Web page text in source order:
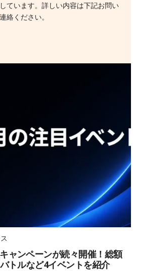
ています。詳しい内容は下記お問い
絡ください。
ャンペーンが続々開催！総額
トルなど4イベントを紹介